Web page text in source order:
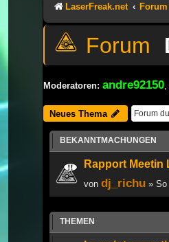
LaserFreak.net Forum
Moderatoren: andre92150
Neues Thema
BEKANNTMACHUNGEN
Rapport Meetin
von dj_richu » So
THEMEN